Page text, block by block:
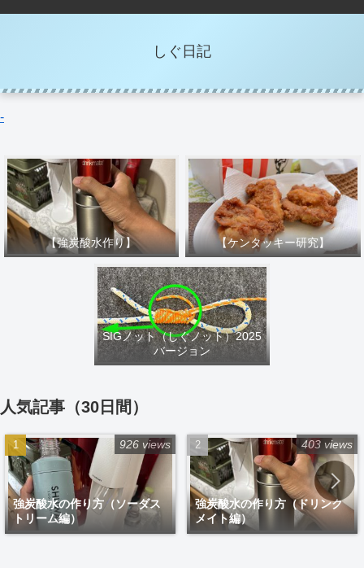
しぐ日記
-
【強炭酸水作り】 【ケンタッキー研究】
SIGノット（しぐノット）2025
バージョン
人気記事（30日間）
強炭酸水の作り方（ソーダス
トリーム編）
926 views
強炭酸水の作り方（ドリンク
メイト編）
403 views